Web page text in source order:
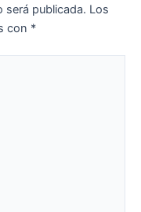
será publicada. Los
con *